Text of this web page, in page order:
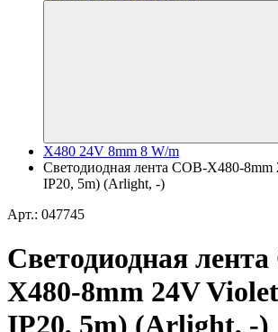
X480 24V 8mm 8 W/m
Светодиодная лента COB-X480-
IP20, 5m) (Arlight, -)
Арт.: 047745
Светодиодная
X480-8mm 24V
IP20, 5m) (Arlight, -)